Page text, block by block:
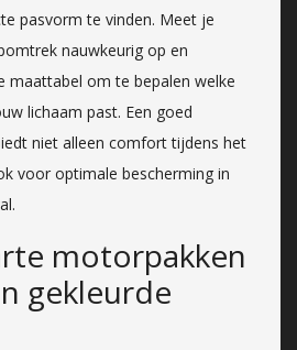
pasvorm te vinden. Meet je
nauwkeurig op en
maattabel om te bepalen welke
lichaam past. Een goed
niet alleen comfort tijdens het
voor optimale bescherming in
motorpakken
gekleurde